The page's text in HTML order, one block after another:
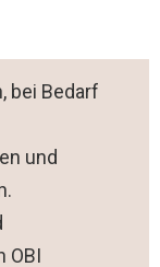
bei Bedarf
und
OBI